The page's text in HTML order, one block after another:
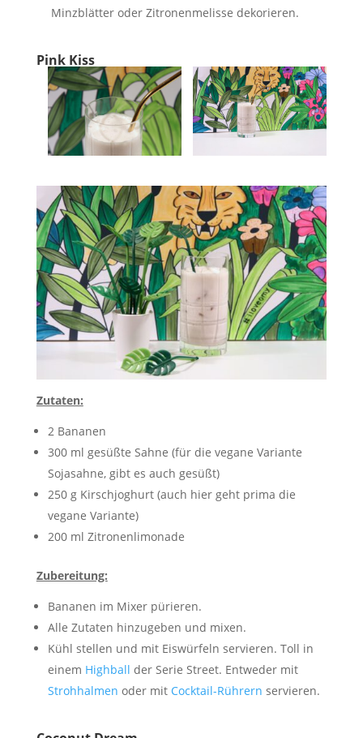
Minzblätter oder Zitronenmelisse dekorieren.
Pink Kiss
Zutaten:
2 Bananen
300 ml gesüßte Sahne (für die vegane Variante
Sojasahne, gibt es auch gesüßt)
250 g Kirschjoghurt (auch hier geht prima die
vegane Variante)
200 ml Zitronenlimonade
Zubereitung:
Bananen im Mixer pürieren.
Alle Zutaten hinzugeben und mixen.
Kühl stellen und mit Eiswürfeln servieren. Toll in
einem Highball der Serie Street. Entweder mit
Strohhalmen oder mit Cocktail-Rührern servieren.